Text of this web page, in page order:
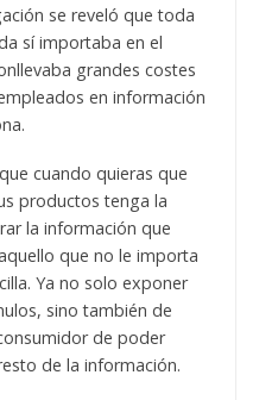
se reveló que toda
sí importaba en el
grandes costes
en información
cuando quieras que
productos tenga la
la información que
que no le importa
Ya no solo exponer
sino también de
de poder
de la información.